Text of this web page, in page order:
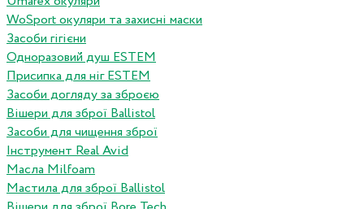
WoSport окуляри та захисні маски
Засоби гігієни
Одноразовий душ ESTEM
Присипка для ніг ESTEM
Засоби догляду за зброєю
Вішери для зброї Ballistol
Засоби для чищення зброї
Інструмент Real Avid
Масла Milfoam
Мастила для зброї Ballistol